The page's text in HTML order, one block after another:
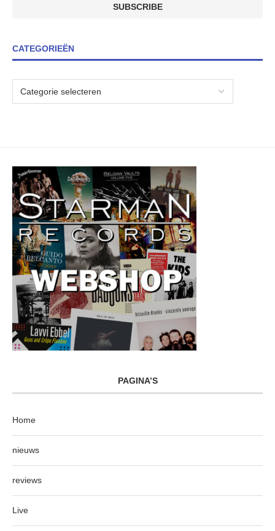
CATEGORIEËN
PAGINA’S
Home
nieuws
reviews
Live